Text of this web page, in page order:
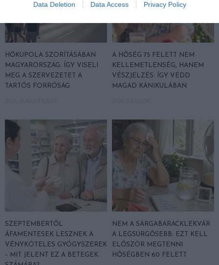
Data Deletion Data Access Privacy Policy
HŐKUPOLA SZORÍTÁSÁBAN
MAGYARORSZÁG: ÍGY VISELI
MEG A SZERVEZETET A
TARTÓS FORRÓSÁG
A HŐSÉG 75 FELETT NEM
KELLEMETLENSÉG, HANEM
VÉSZJELZÉS: ÍGY VÉDD
MAGAD KÁNIKULÁBAN
SZEPTEMBERTŐL
ÁFAMENTESEK LESZNEK A
VÉNYKÖTELES GYÓGYSZEREK
– MIT JELENT EZ A BETEGEK
NEM A SÁRGABARACKLEKVÁR
A LEGSÜRGŐSEBB: EZT KELL
ELŐSZÖR MEGTENNI
HŐSÉGBEN 60 FELETT